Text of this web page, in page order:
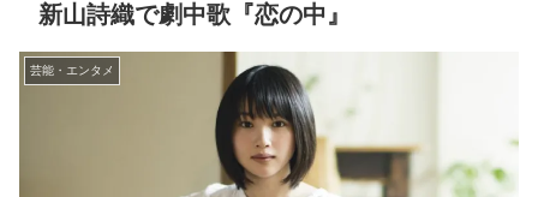
新山詩織で劇中歌『恋の中』
芸能・エンタメ